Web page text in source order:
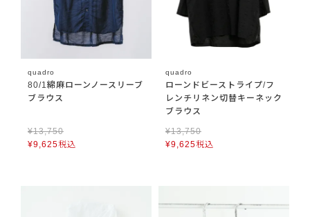
quadro
80/1綿麻ローンノースリーブ
ブラウス
¥13,750
¥9,625税込
quadro
ローンドビーストライプ/フ
レンチリネン切替キーネック
ブラウス
¥13,750
¥9,625税込